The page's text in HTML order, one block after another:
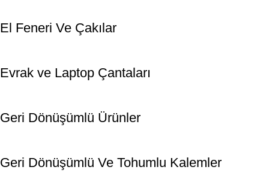
El Feneri Ve Çakılar
Evrak ve Laptop Çantaları
Geri Dönüşümlü Ürünler
Geri Dönüşümlü Ve Tohumlu Kalemler